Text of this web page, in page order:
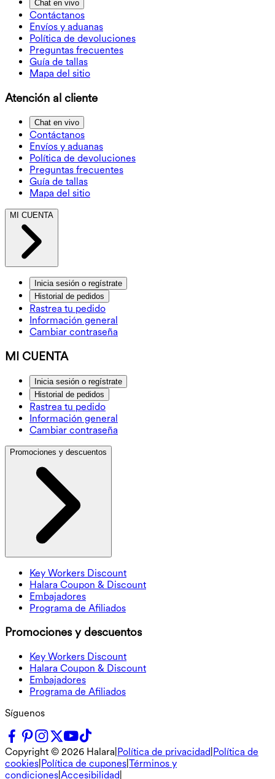
Chat en vivo
Contáctanos
Envíos y aduanas
Política de devoluciones
Preguntas frecuentes
Guía de tallas
Mapa del sitio
Atención al cliente
Chat en vivo
Contáctanos
Envíos y aduanas
Política de devoluciones
Preguntas frecuentes
Guía de tallas
Mapa del sitio
MI CUENTA
Inicia sesión o regístrate
Historial de pedidos
Rastrea tu pedido
Información general
Cambiar contraseña
MI CUENTA
Inicia sesión o regístrate
Historial de pedidos
Rastrea tu pedido
Información general
Cambiar contraseña
Promociones y descuentos
Key Workers Discount
Halara Coupon & Discount
Embajadores
Programa de Afiliados
Promociones y descuentos
Key Workers Discount
Halara Coupon & Discount
Embajadores
Programa de Afiliados
Síguenos
Copyright © 2026 Halara Política de privacidad Política de
cookies Política de cupones Términos y
condiciones Accesibilidad